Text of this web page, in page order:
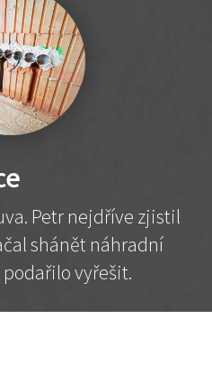
Petr nejdříve zjistil
shánět náhradní
podařilo vyřešit.